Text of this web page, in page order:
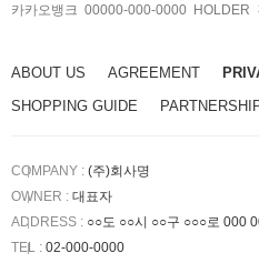
카카오뱅크 00000-000-0000 HOLDER
ABOUT US AGREEMENT
SHOPPING GUIDE
COMPANY : (주)회사명
OWNER : 대표자
ADDRESS : ○○도 ○○시 ○○구 ○○○로 000
TEL : 02-000-0000